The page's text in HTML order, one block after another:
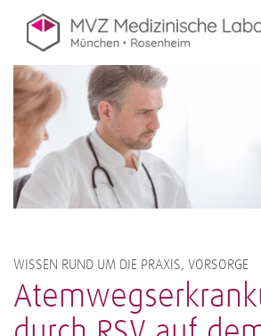
WISSEN RUND UM DIE PRAXIS, VORSORGE